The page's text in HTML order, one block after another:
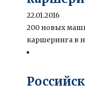
22.01.2016
200 новых
каршеринга в